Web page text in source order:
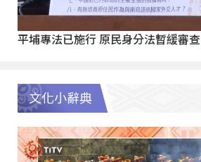
平埔專法已施行 原民身分法暫緩審查
文化小辭典